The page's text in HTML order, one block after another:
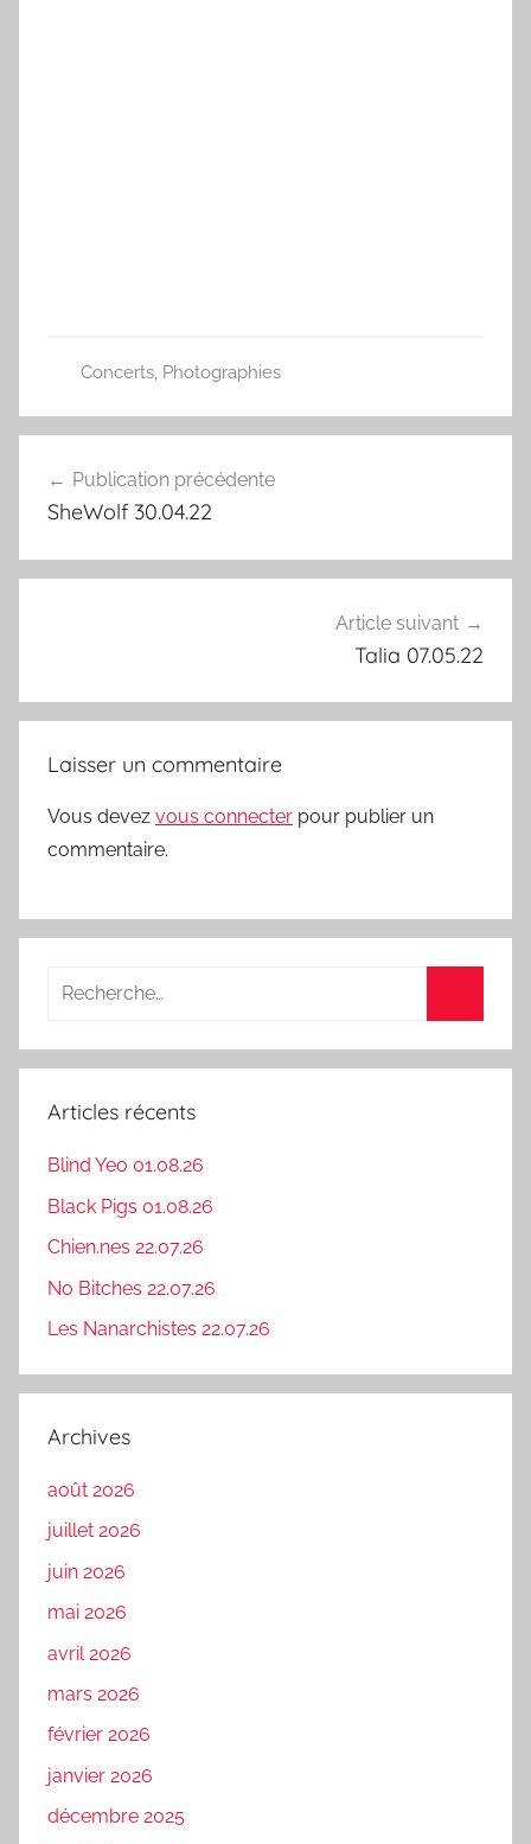
Concerts, Photographies
de
Publication précédente
SheWolf 30.04.22
Article suivant
Talia 07.05.22
Laisser un commentaire
Vous devez vous connecter pour publier un
commentaire.
Recherche
:
Articles récents
Blind Yeo 01.08.26
Black Pigs 01.08.26
Chien.nes 22.07.26
No Bitches 22.07.26
Les Nanarchistes 22.07.26
Archives
août 2026
juillet 2026
juin 2026
mai 2026
avril 2026
mars 2026
février 2026
janvier 2026
décembre 2025